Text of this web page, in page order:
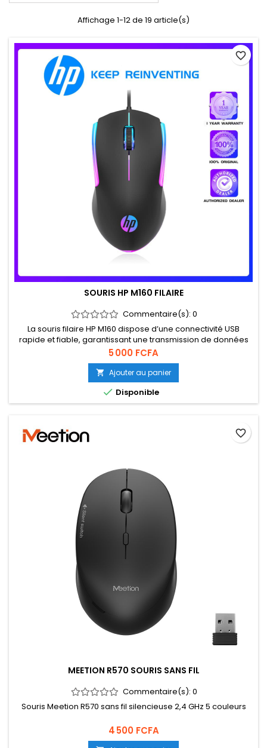
Affichage 1-12 de 19 article(s)
SOURIS HP M160 FILAIRE
Commentaire(s): 0
La souris filaire HP M160 dispose d’une connectivité USB
rapide et fiable, garantissant une transmission de données
sans latence pour une réactivité optimale pendant vos
sessions de jeu intenses. Son câble résistant offre une
grande liberté de mouvement pour vous permettre de vous
immerger pleinement dans le jeu.
Prix
5 000 FCFA
 Ajouter au panier
 Disponible
favorite_border
MEETION R570 SOURIS SANS FIL
Commentaire(s): 0
Souris Meetion R570 sans fil silencieuse 2,4 GHz 5 couleurs
Prix
4 500 FCFA
favorite_border